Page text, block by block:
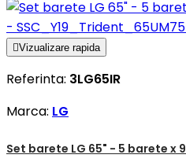
Vizualizare rapida
Referinta: 3LG65IR
Marca: LG
Set barete LG 65" - 5 barete x